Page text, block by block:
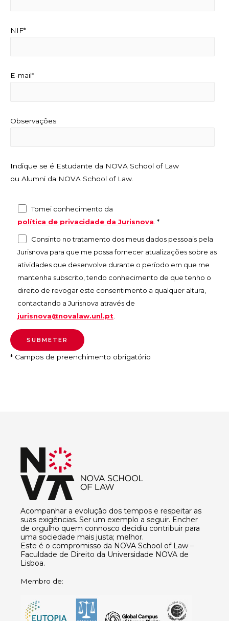
NIF*
E-mail*
Observações
Indique se é Estudante da NOVA School of Law
ou Alumni da NOVA School of Law.
Tomei conhecimento da
política de privacidade da Jurisnova *
Consinto no tratamento dos meus dados pessoais pela
Jurisnova para que me possa fornecer atualizações sobre as
atividades que desenvolve durante o período em que me
mantenha subscrito, tendo conhecimento de que tenho o
direito de revogar este consentimento a qualquer altura,
contactando a Jurisnova através de
jurisnova@novalaw.unl.pt.
* Campos de preenchimento obrigatório
Acompanhar a evolução dos tempos e respeitar as
suas exigências. Ser um exemplo a seguir. Encher
de orgulho quem connosco decidiu contribuir para
uma sociedade mais justa; melhor.
Este é o compromisso da NOVA School of Law –
Faculdade de Direito da Universidade NOVA de
Lisboa.
Membro de: